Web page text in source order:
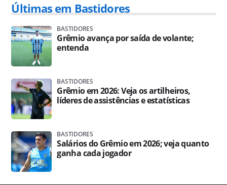
Últimas em Bastidores
BASTIDORES
Grêmio avança por saída de volante;
entenda
BASTIDORES
Grêmio em 2026: Veja os artilheiros,
líderes de assistências e estatísticas
BASTIDORES
Salários do Grêmio em 2026; veja quanto
ganha cada jogador